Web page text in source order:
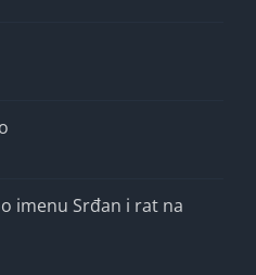
imenu Srđan i rat na